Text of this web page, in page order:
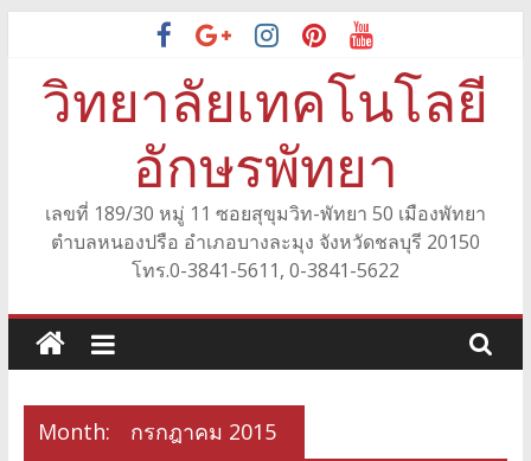
contentวิทยาลัยเทคโนโลยี
อักษรพัทยา
เลขที่ 189/30 หมู่ 11 ซอยสุขุมวิท-พัทยา 50 เมืองพัทยา
ตำบลหนองปรือ อำเภอบางละมุง จังหวัดชลบุรี 20150
โทร.0-3841-5611, 0-3841-5622
Month: กรกฎาคม 2015